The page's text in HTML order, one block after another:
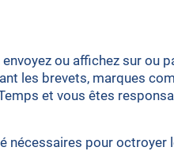
ou affichez sur ou
les brevets, marques
et vous êtes
nécessaires pour